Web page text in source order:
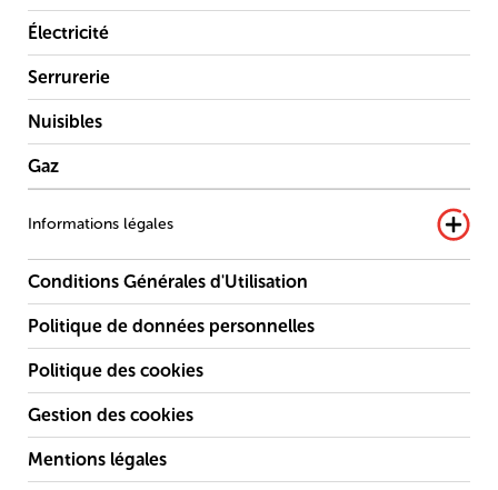
Électricité
Serrurerie
Nuisibles
Gaz
Informations légales
Conditions Générales d'Utilisation
Politique de données personnelles
Politique des cookies
Gestion des cookies
Mentions légales